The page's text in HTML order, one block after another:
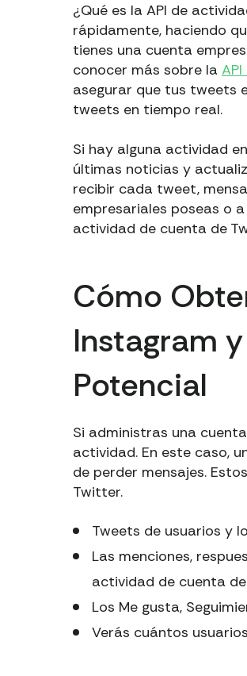
¿Qué es la API de
rápidamente, haciendo
tienes una cuenta
conocer más sobre la
asegurar que tus tweets
tweets en tiempo real.
Si hay alguna actividad
últimas noticias y
recibir cada tweet,
empresariales poseas o
actividad de cuenta de
Cómo
Instagram
Potencial
Si administras una
actividad. En este caso,
de perder mensajes.
Twitter.
Tweets de usuarios y
Las menciones,
actividad de cuenta
Los Me gusta,
Verás cuántos